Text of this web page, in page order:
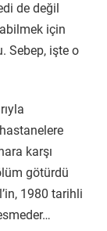
de değil
için
Sebep, işte o
karşı
götürdü
1980 tarihli